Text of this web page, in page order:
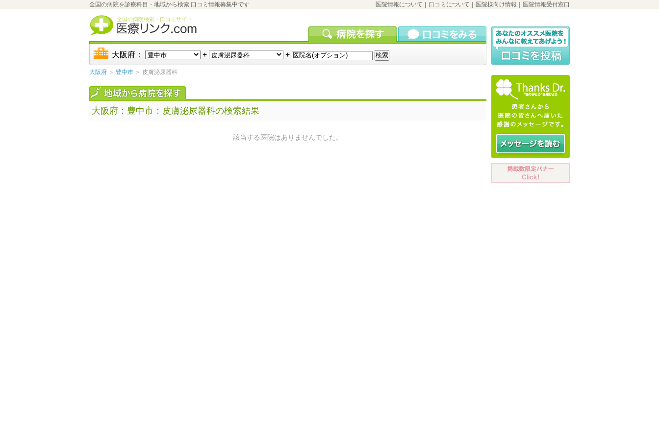
全国の病院を診療科目・地域から検索 口コミ情報募集中です 医院情報について 口コミについて 医院様向け情報 医院情報受付窓口
全国の病院検索・口コミサイト
大阪府： + +
大阪府 ＞ 豊中市 ＞ 皮膚泌尿器科
大阪府：豊中市：皮膚泌尿器科の検索結果
該当する医院はありませんでした。